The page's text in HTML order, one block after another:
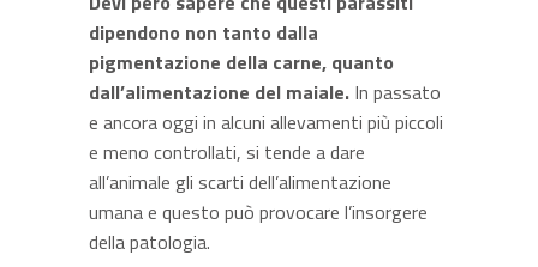
dipendono non tanto dalla
pigmentazione della carne, quanto
dall’alimentazione del maiale. In passato
e ancora oggi in alcuni allevamenti più piccoli
e meno controllati, si tende a dare
all’animale gli scarti dell’alimentazione
umana e questo può provocare l’insorgere
della patologia.